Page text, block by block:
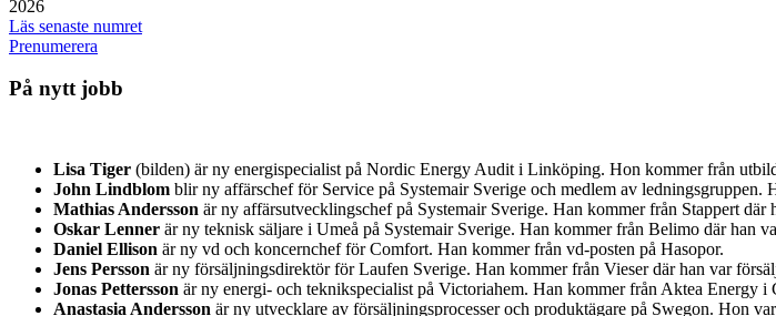
2026
Läs senaste numret
Prenumerera
På nytt jobb
Lisa Tiger (bilden) är ny energispecialist på Nordic Energy Audit i Linköping. Hon kommer från
John Lindblom blir ny affärschef för Service på Systemair Sverige och medlem av ledningsgruppen.
Mathias Andersson är ny affärsutvecklingschef på Systemair Sverige. Han kommer från Stappert
Oskar Lenner är ny teknisk säljare i Umeå på Systemair Sverige. Han kommer från Belimo där han
Daniel Ellison är ny vd och koncernchef för Comfort. Han kommer från vd-posten på Hasopor.
Jens Persson är ny försäljningsdirektör för Laufen Sverige. Han kommer från Vieser där han var
Jonas Pettersson är ny energi- och teknikspecialist på Victoriahem. Han kommer från Aktea Energy i
Anastasia Andersson är ny utvecklare av försäljningsprocesser och produktägare på Swegon. Hon